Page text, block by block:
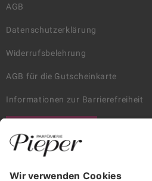
AGB
Datenschutzerklärung
Widerrufsbelehrung
AGB für die Gutscheinkarte
Informationen zur Barrierefreiheit